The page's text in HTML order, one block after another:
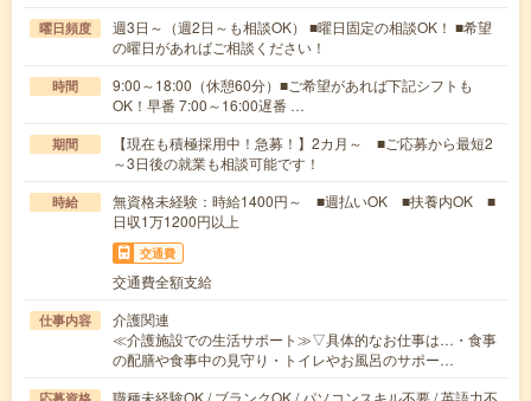
曜日頻度
週3日～（週2日～も相談OK） ■曜日固定の相談OK！ ■希望
の曜日があればご相談ください！
時間
9:00～18:00（休憩60分）■ご希望があれば下記シフトも
OK！早番 7:00～16:00遅番 …
期間
【現在も積極採用中！急募！】2カ月～ ■ご応募から最短2
～3日後の就業も相談可能です！
時給
無資格未経験：時給1400円～ ■週払いOK ■扶養内OK ■
日収1万1200円以上
交通費
交通費全額支給
仕事内容
介護関連
≪介護施設での生活サポート≫▽具体的なお仕事は…・食事
の配膳や食事中の見守り・トイレやお風呂のサポー…
職種未経験OK / ブランクOK / パソコンスキル不要 / 英語力不